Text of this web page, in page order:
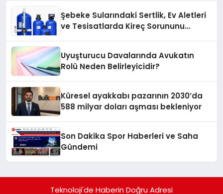
Şebeke Sularındaki Sertlik, Ev Aletleri
ve Tesisatlarda Kireç Sorununu
Uyuşturucu Davalarında Avukatın
Rolü Neden Belirleyicidir?
Küresel ayakkabı pazarının 2030’da
588 milyar doları aşması bekleniyor
Son Dakika Spor Haberleri ve Saha
Gündemi
Teknoloji'de Haberin Doğru Adresi